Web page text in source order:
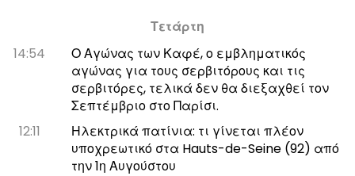
Τετάρτη
14:54
Ο Αγώνας των Καφέ, ο εμβληματικός
αγώνας για τους σερβιτόρους και τις
σερβιτόρες, τελικά δεν θα διεξαχθεί τον
Σεπτέμβριο στο Παρίσι.
12:11
Ηλεκτρικά πατίνια: τι γίνεται πλέον
υποχρεωτικό στα Hauts-de-Seine (92) από
την 1η Αυγούστου